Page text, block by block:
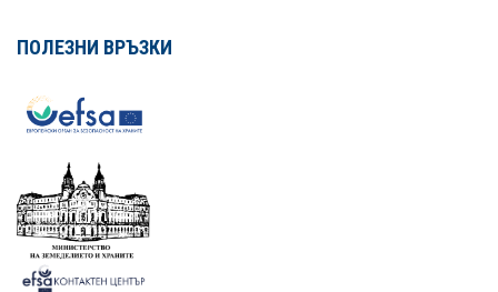
ПОЛЕЗНИ ВРЪЗКИ